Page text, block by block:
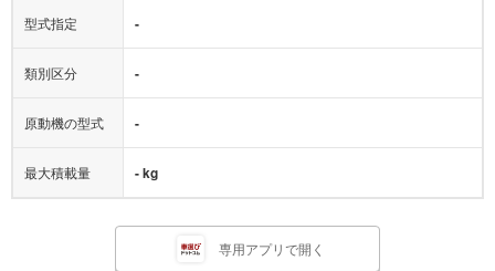
型式指定 -
類別区分 -
原動機の型式 -
最大積載量 - kg
専用アプリで開く